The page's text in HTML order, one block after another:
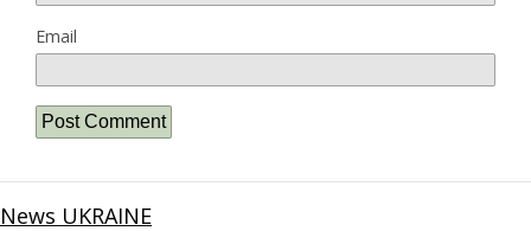
Email
News UKRAINE